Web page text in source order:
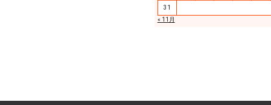
31
« 11月